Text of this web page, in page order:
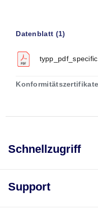
Datenblatt (1)
Schnellzugriff
Support